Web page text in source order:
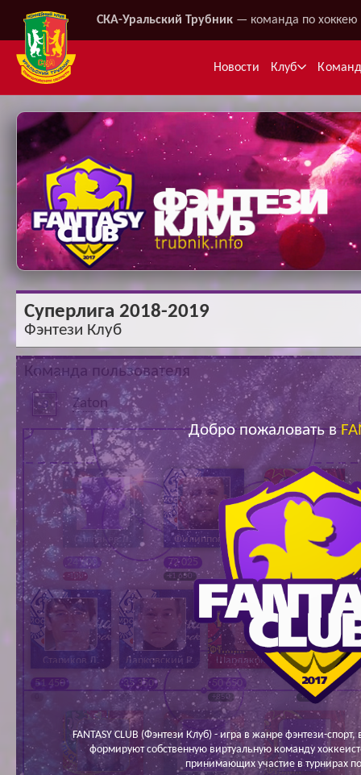
СКА-Уральский Трубник — команда по хоккею
Новости Клуб
Суперлига 2018-2019
Фэнтези Клуб
Добро пожаловать в
FANTASY CLUB (Фэнтези Клуб) - игра в жанре фэнтези-
формируют собственную виртуальную команду
принимающих участие в турнирах
Команда пользователя
Zaton
Стариков Д.
51 450
Дарковский Р.
35 350
0
Шардаков Ю.
50 650
+850
84 850
+975
Соловьёв Д.
24 600
-100
Филиппов Е.
72 025
+1 650
Бондаренко А.
87 475
+1 125